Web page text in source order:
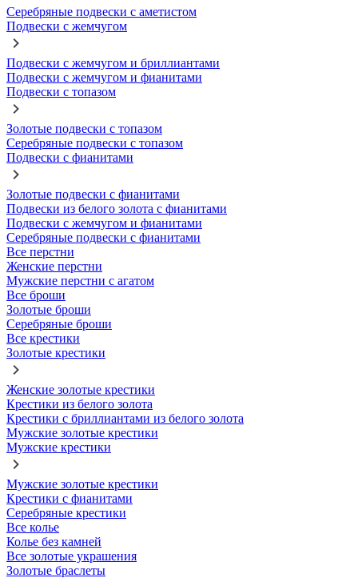
Серебряные подвески с аметистом
Подвески с жемчугом
Подвески с жемчугом и бриллиантами
Подвески с жемчугом и фианитами
Подвески с топазом
Золотые подвески с топазом
Серебряные подвески с топазом
Подвески с фианитами
Золотые подвески с фианитами
Подвески из белого золота с фианитами
Подвески с жемчугом и фианитами
Серебряные подвески с фианитами
Все перстни
Женские перстни
Мужские перстни с агатом
Все броши
Золотые броши
Серебряные броши
Все крестики
Золотые крестики
Женские золотые крестики
Крестики из белого золота
Крестики с бриллиантами из белого золота
Мужские золотые крестики
Мужские крестики
Мужские золотые крестики
Крестики с фианитами
Серебряные крестики
Все колье
Колье без камней
Все золотые украшения
Золотые браслеты